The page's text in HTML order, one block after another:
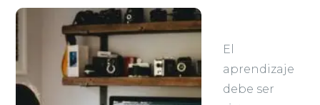
El
aprendizaje
debe ser